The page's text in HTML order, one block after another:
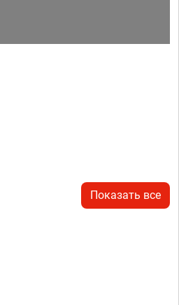
Показать все